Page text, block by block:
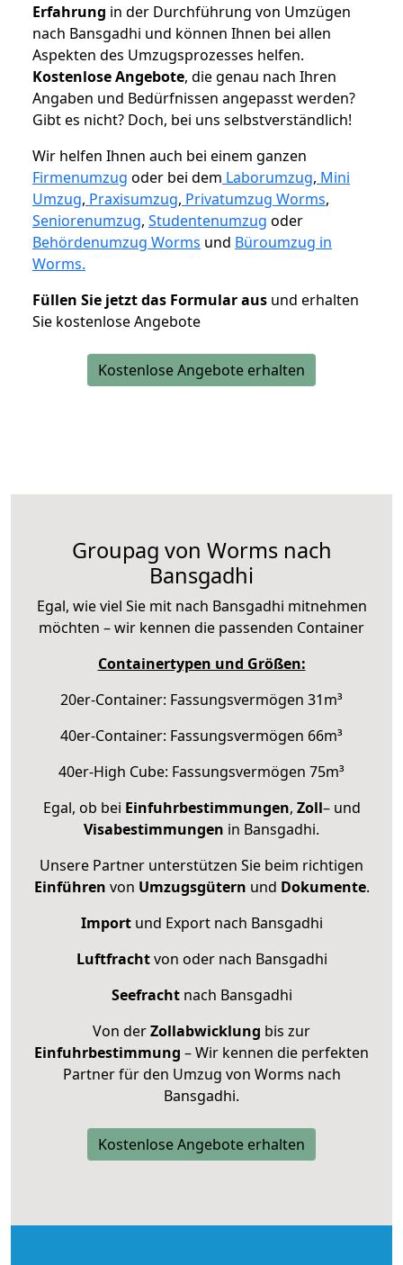
Erfahrung in der Durchführung von Umzügen
nach Bansgadhi und können Ihnen bei allen
Aspekten des Umzugsprozesses helfen.
Kostenlose Angebote, die genau nach Ihren
Angaben und Bedürfnissen angepasst werden?
Gibt es nicht? Doch, bei uns selbstverständlich!
Wir helfen Ihnen auch bei einem ganzen
Firmenumzug oder bei dem Laborumzug, Mini
Umzug, Praxisumzug, Privatumzug Worms,
Seniorenumzug, Studentenumzug oder
Behördenumzug Worms und Büroumzug in
Worms.
Füllen Sie jetzt das Formular aus und erhalten
Sie kostenlose Angebote
Kostenlose Angebote erhalten
Groupag von Worms nach
Bansgadhi
Egal, wie viel Sie mit nach Bansgadhi mitnehmen
möchten – wir kennen die passenden Container
Containertypen und Größen:
20er-Container: Fassungsvermögen 31m³
40er-Container: Fassungsvermögen 66m³
40er-High Cube: Fassungsvermögen 75m³
Egal, ob bei Einfuhrbestimmungen, Zoll– und
Visabestimmungen in Bansgadhi.
Unsere Partner unterstützen Sie beim richtigen
Einführen von Umzugsgütern und Dokumente.
Importund Export nach Bansgadhi
Luftfrachtvon oder nach Bansgadhi
Seefrachtnach Bansgadhi
Von derZollabwicklung bis zur
Einfuhrbestimmung – Wir kennen die perfekten
Partner für den Umzug von Worms nach
Bansgadhi.
Kostenlose Angebote erhalten